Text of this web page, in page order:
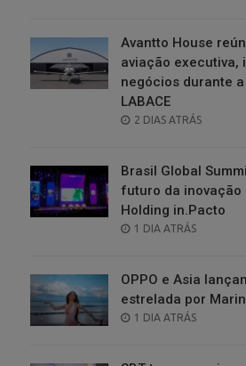
Avantto House
aviação executiva,
negócios durante
LABACE
POSTED
2 DIAS ATRÁS
Brasil Global
futuro da inovação
Holding in.Pacto
POSTED
1 DIA ATRÁS
OPPO e Asia
estrelada por
POSTED
1 DIA ATRÁS